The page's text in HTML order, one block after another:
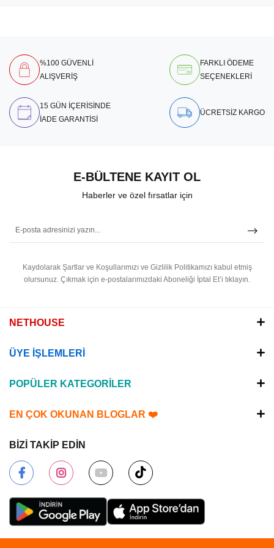
%100 GÜVENLİ
ALIŞVERİŞ
FARKLI ÖDEME
SEÇENEKLERİ
15 GÜN İÇERİSİNDE
İADE GARANTİSİ
ÜCRETSİZ KARGO
E-BÜLTENE KAYIT OL
Haberler ve özel fırsatlar için
Kaydolarak Şartlar ve Koşullarımızı ve Gizlilik Politikamızı kabul etmiş
olursunuz. Çıkmak için e-postalarımızdaki Aboneliği İptal Et’i tıklayın.
NETHOUSE
ÜYE İŞLEMLERİ
POPÜLER KATEGORİLER
EN ÇOK OKUNAN BLOGLAR ❤️
BİZİ TAKİP EDİN